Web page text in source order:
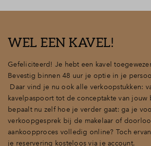
WEL EEN KAVEL!
Gefeliciteerd! Je hebt een kavel
Bevestig binnen 48 uur je optie in je
Daar vind je nu ook alle verkoopstukken:
kavelpaspoort tot de conceptakte van jouw
bepaalt nu zelf hoe je verder gaat: ga je
verkoopgesprek bij de makelaar of
aankoopproces volledig online? Toch
je reservering kosteloos via je account.